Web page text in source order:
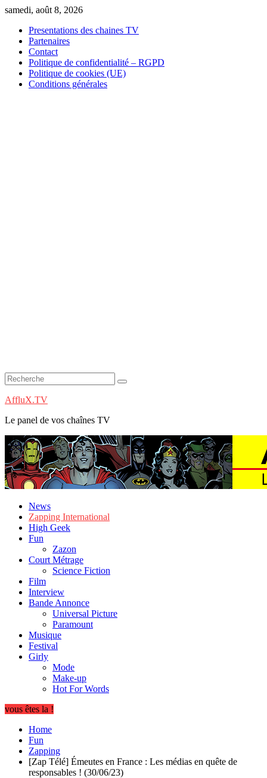
Skip
content
samedi, août 8, 2026
Presentations des chaines TV
Partenaires
Contact
Politique de confidentialité – RGPD
Politique de cookies (UE)
Conditions générales
AffluX.TV
Le panel de vos chaînes TV
News
Zapping International
High Geek
Fun
Zazon
Court Métrage
Science Fiction
Film
Interview
Bande Annonce
Universal Picture
Paramount
Musique
Festival
Girly
Mode
Make-up
Hot For Words
vous êtes la !
Home
Fun
Zapping
[Zap Télé] Émeutes en France : Les médias en quête de
responsables ! (30/06/23)